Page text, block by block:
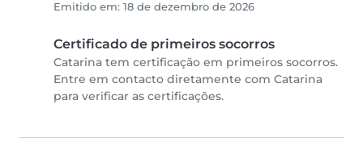
Emitido em: 18 de dezembro de 2026
Certificado de primeiros socorros
Catarina tem certificação em primeiros socorros.
Entre em contacto diretamente com Catarina
para verificar as certificações.